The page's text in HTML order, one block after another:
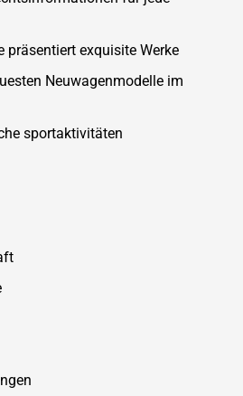
präsentiert exquisite Werke
Neuwagenmodelle im
sportaktivitäten